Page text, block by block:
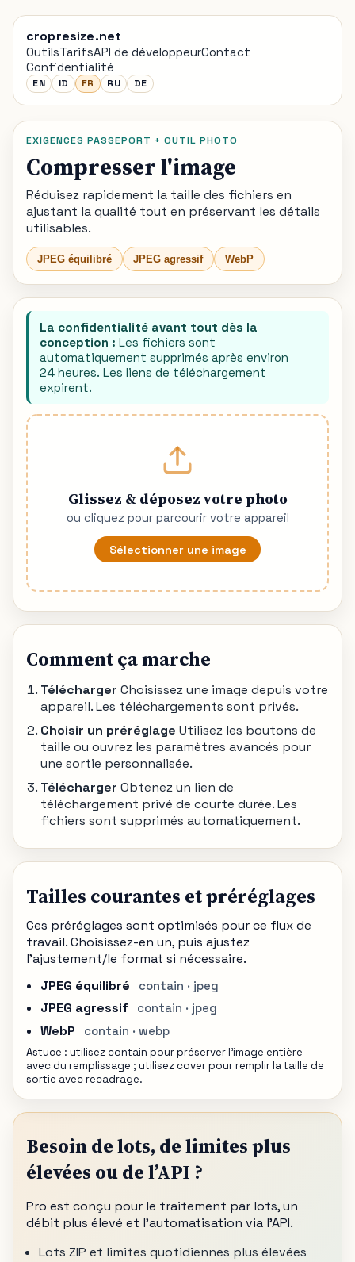
cropresize.net
OutilsTarifsAPI de développeurContact
Confidentialité
EN ID FR RU DE
EXIGENCES PASSEPORT + OUTIL PHOTO
Compresser l'image
Réduisez rapidement la taille des fichiers en
ajustant la qualité tout en préservant les détails
utilisables.
JPEG équilibré JPEG agressif WebP
La confidentialité avant tout dès la
conception : Les fichiers sont
automatiquement supprimés après environ
24 heures. Les liens de téléchargement
expirent.
Glissez & déposez votre photo
ou cliquez pour parcourir votre appareil
Sélectionner une image
Comment ça marche
Télécharger Choisissez une image depuis votre
appareil. Les téléchargements sont privés.
Choisir un préréglage Utilisez les boutons de
taille ou ouvrez les paramètres avancés pour
une sortie personnalisée.
Télécharger Obtenez un lien de
téléchargement privé de courte durée. Les
fichiers sont supprimés automatiquement.
Tailles courantes et préréglages
Ces préréglages sont optimisés pour ce flux de
travail. Choisissez-en un, puis ajustez
l'ajustement/le format si nécessaire.
JPEG équilibré
contain · jpeg
JPEG agressif contain · jpeg
WebP contain · webp
Astuce : utilisez contain pour préserver l'image entière
avec du remplissage ; utilisez cover pour remplir la taille de
sortie avec recadrage.
Besoin de lots, de limites plus
élevées ou de l’API ?
Pro est conçu pour le traitement par lots, un
débit plus élevé et l’automatisation via l’API.
Lots ZIP et limites quotidiennes plus élevées